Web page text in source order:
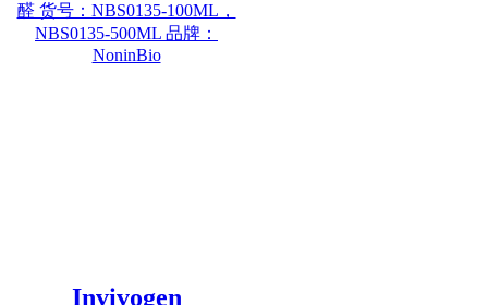
醛 货号：NBS0135-100ML，
NBS0135-500ML 品牌：
NoninBio
Invivogen